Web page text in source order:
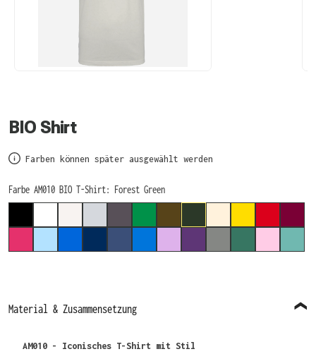
BIO Shirt
Farben können später ausgewählt werden
Farbe AM010 BIO T-Shirt
auswählen : Forest Green
Material & Zusammensetzung
AM010 - Iconisches T-Shirt mit Stil